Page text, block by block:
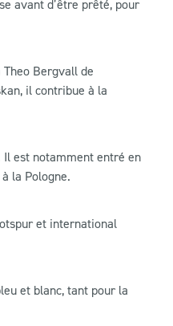
avant d’être prêté, pour
Bergvall de
il contribue à la
Il est notamment entré en
la Pologne.
et international
et blanc, tant pour la